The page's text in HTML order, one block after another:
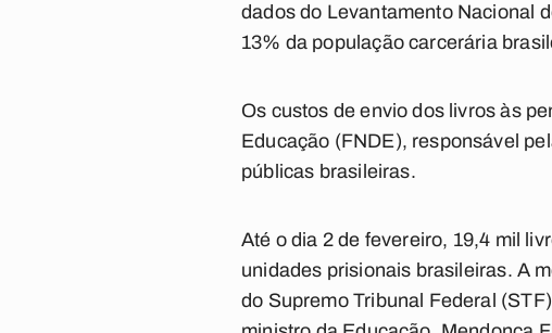
dados do Levantamento Nacional
13% da população carcerária
Os custos de envio dos livros às
Educação (FNDE), responsável
públicas brasileiras.
Até o dia 2 de fevereiro, 19,4 mil
unidades prisionais brasileiras. A
do Supremo Tribunal Federal